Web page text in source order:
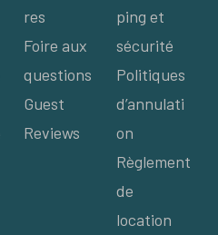
res
Foire aux
questions
Guest
Reviews
ping et
sécurité
Politiques
d’annulati
on
Règlement
de
location